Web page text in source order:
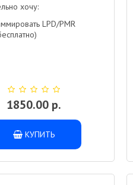
хочу:
LPD/PMR
1850.00 р.
КУПИТЬ